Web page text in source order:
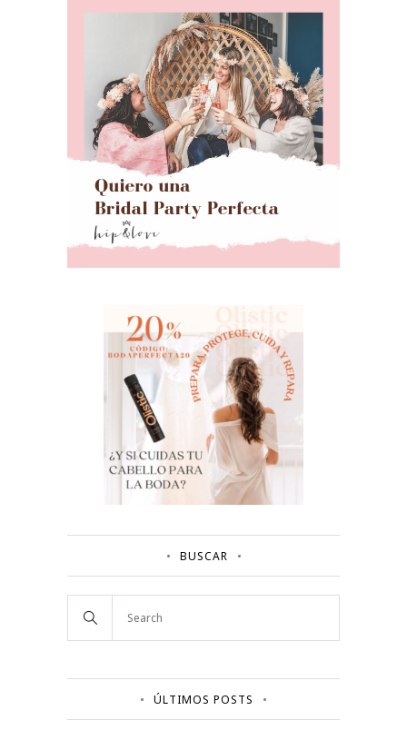
BUSCAR
ÚLTIMOS POSTS